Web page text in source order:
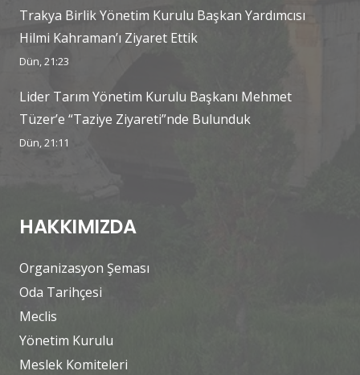
Trakya Birlik Yönetim Kurulu Başkan Yardımcısı
Hilmi Kahraman’ı Ziyaret Ettik
Dün, 21:23
Lider Tarım Yönetim Kurulu Başkanı Mehmet
Tüzer’e “Taziye Ziyareti”nde Bulunduk
Dün, 21:11
HAKKIMIZDA
Organizasyon Şeması
Oda Tarihçesi
Meclis
Yönetim Kurulu
Meslek Komiteleri